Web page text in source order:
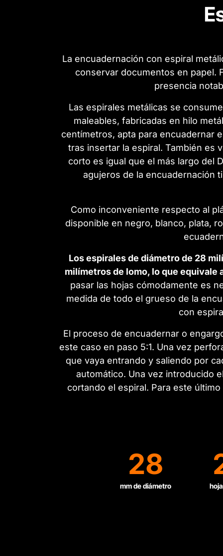
La encuadernación con espiral
conservar documentos en papel.
presencia
Las espirales metálicas se
maleables, fabricadas en hilo
centímetros, apta para encuadernar
tras insertar la espiral. También es
corto es igual que el más largo del
agujeros de la encuadernación
Como inconveniente respecto al
disponible en negro, blanco, plata,
Los espirales de diámetro de 28
milímetros de lomo, lo que equivale
pasar las hojas cómodamente es
medida de todo el grueso de la
con
El proceso de encuadernar o
este caso en paso 5:1. Una vez
que vaya entrando y saliendo por
automático. Una vez introducido
cortando el espiral. Para este
28
mm de diámetro